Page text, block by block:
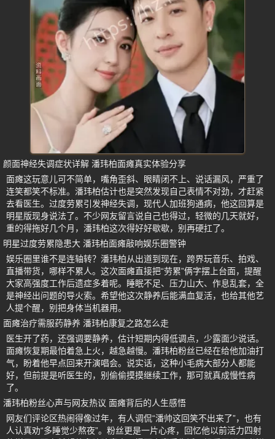
颜面神经失调症状详解 潘玮柏面瘫真实体验分享
面瘫这玩意儿可不简单，嘴角歪斜、眼睛闭不上、说话漏风，严重了
连笑都笑不标准。潘玮柏估计也是突然发现自己表情不对劲，才赶紧
去看医生。过度劳累引发神经失调，现代人加班狗通病，他这回算是
明星版现身说法了。不少网友留言说自己也得过，轻微的几天就好，
重的得拖好几个月，潘玮柏这次得好好歇歇，别再硬扛了。
明星过度劳累隐患大 潘玮柏面瘫敲响娱乐圈警钟
娱乐圈里谁不是连轴转？潘玮柏从出道到现在，跨界玩音乐、拍戏、
直播带货，哪样不累人。这次面瘫直接把“劳累”俩字摆上台面，提醒
大家高强度工作后遗症多着呢。睡眠不足、压力山大、作息乱套，全
是神经出问题的导火索。希望他这次静养后能满血复活，也给其他艺
人提个醒，别把身体当机器用。
面瘫治疗需服药静养 潘玮柏康复之路怎么走
医生开了药，还强调要静养，估计短期内得低调点，少露面少说话。
面瘫恢复期最怕着急上火，越急越慢。潘玮柏粉丝已经在给他加油打
气，盼着他早点回来开演唱会。说实话，这种小毛病大部分人都能
好，但前提是听医生的，别偷偷摸摸继续工作，那可就真成慢性病
了。
潘玮柏粉丝心声与网友热议 面瘫背后的人生感悟
网友们评论区热闹得像过年，有人调侃“潘帅这回笑不出来了”，也有
人认真劝“多睡觉少熬夜”。粉丝更是一片心疼，回忆他以前活力四射